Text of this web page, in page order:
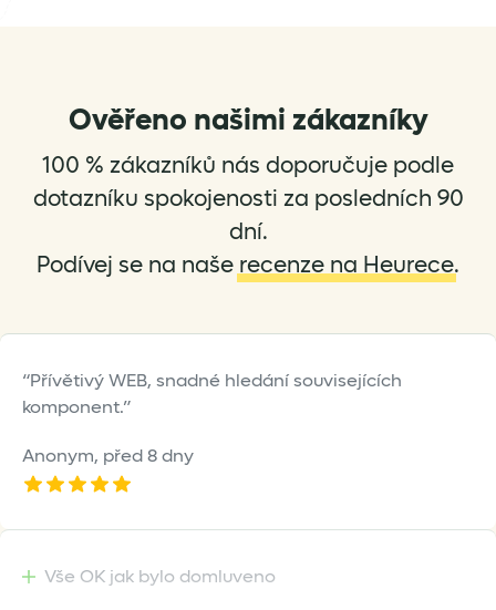
Ověřeno našimi zákazníky
100 % zákazníků nás doporučuje podle
dotazníku spokojenosti za posledních 90
dní.
Podívej se na naše recenze na Heurece.
Přívětivý WEB, snadné hledání souvisejících
komponent.
Anonym, před 8 dny
Vše OK jak bylo domluveno